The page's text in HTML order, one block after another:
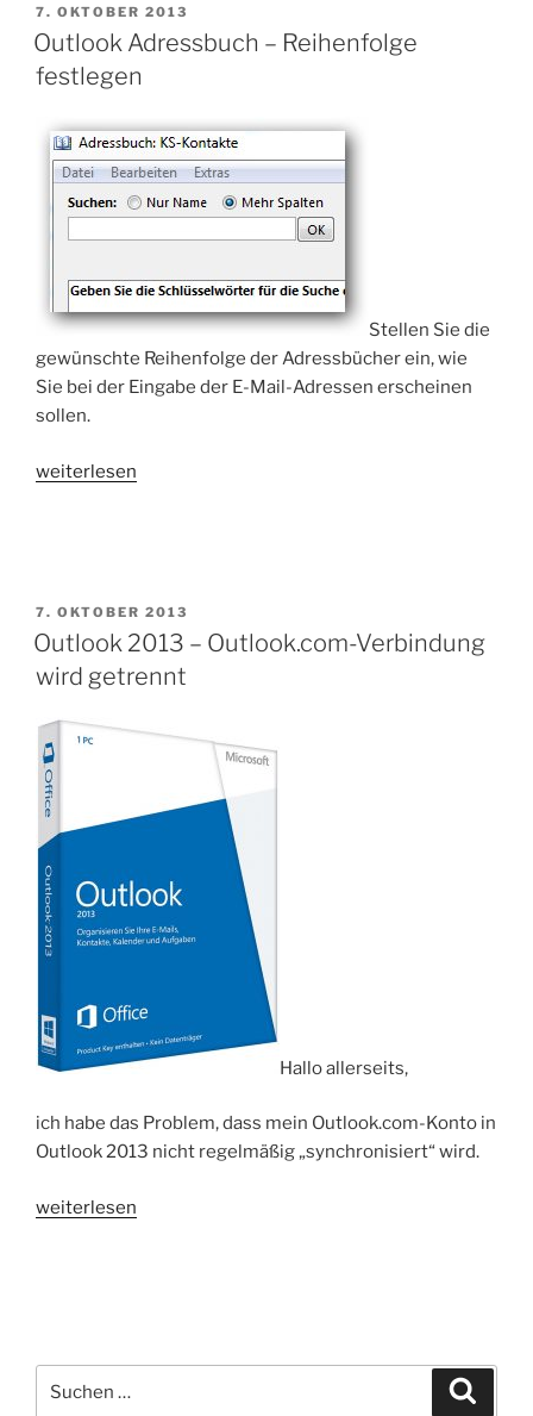
Ansicht““
VERÖFFENTLICHT
AM
7. OKTOBER 2013
Outlook Adressbuch – Reihenfolge
festlegen
Stellen Sie die
gewünschte Reihenfolge der Adressbücher ein, wie
Sie bei der Eingabe der E-Mail-Adressen erscheinen
sollen.
„Outlook
weiterlesen
VERÖFFENTLICHT
AM
7. OKTOBER 2013
Outlook 2013 – Outlook.com-Verbindung
wird getrennt
Hallo allerseits,
ich habe das Problem, dass mein Outlook.com-Konto in
Outlook 2013 nicht regelmäßig „synchronisiert“ wird.
„Outlook
weiterlesen
nach: